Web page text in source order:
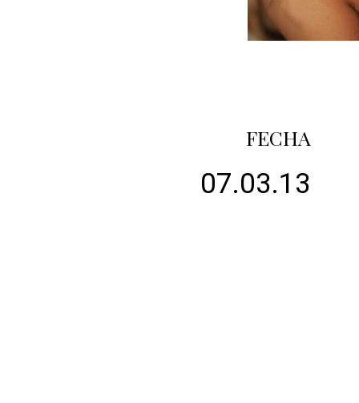
FECHA
07.03.13